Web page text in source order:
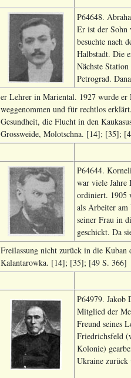
P64648.
Er ist der Sohn
besuchte nach
Halbstadt. Die
Nächste
Petrograd.
er Lehrer in Mariental. 1927 wurde er
weggenommen und für rechtlos
Gesundheit, die Flucht in den
Grossweide, Molotschna. [14]; [35];
P64644.
war viele Jahre
ordiniert. 1905
als Arbeiter
seiner Frau in
geschickt. Da
Freilassung nicht zurück in die Kuban
Kalantarowka. [14]; [35]; [49 S. 366]
P64979. Jakob
Mitglied der
Freund seines
Friedrichsfeld
Kolonie)
Ukraine zurück